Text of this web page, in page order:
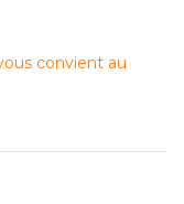
convient au